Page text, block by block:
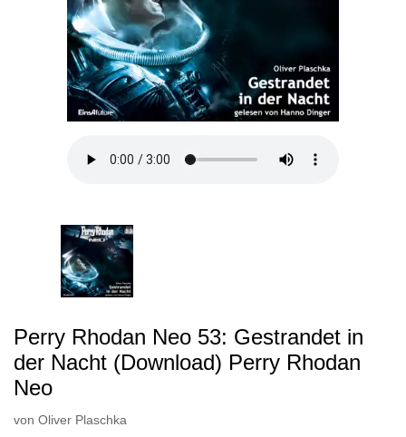
Perry Rhodan Neo 53: Gestrandet in
der Nacht (Download) Perry Rhodan
Neo
von Oliver Plaschka